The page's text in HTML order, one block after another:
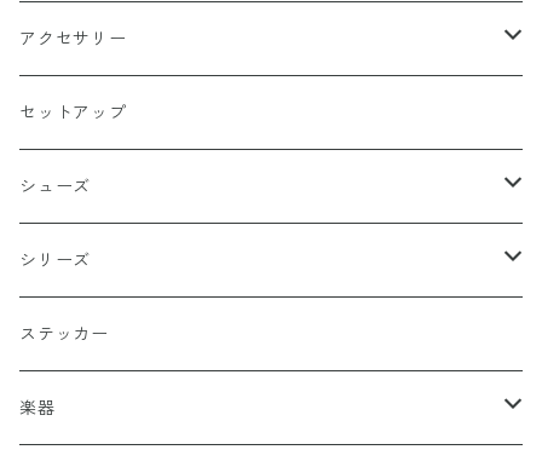
グリーン
ベージュ
チャコール
ホワイト
イエロー
オレンジ
バッターマン（野球）
ホラー
ペンタグラム
楯型
スポーツ
国旗
十字（クロス）
アクセサリー
ペンダント
ブレスレッド
セットアップ
シューズ
DADA
シリーズ
阿修羅
DEATH ANGEL
ステッカー
楽器